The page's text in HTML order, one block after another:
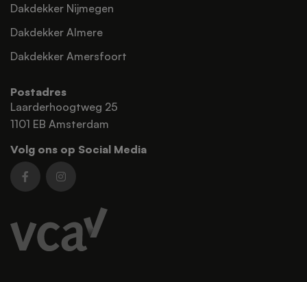
Postadres
Laarderhoogtweg 25
1101 EB Amsterdam
Volg ons op Social Media
Dakdekker Nijmegen
Dakdekker Almere
Dakdekker Amersfoort